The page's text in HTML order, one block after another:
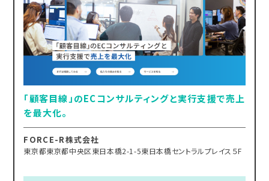
「顧客目線」のECコンサルティングと実行支援で売上
を最大化。
FORCE-R株式会社
東京都東京都中央区東日本橋2-1-5東日本橋セントラルプレイス５F